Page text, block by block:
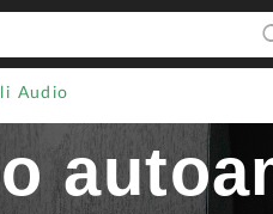
Audio